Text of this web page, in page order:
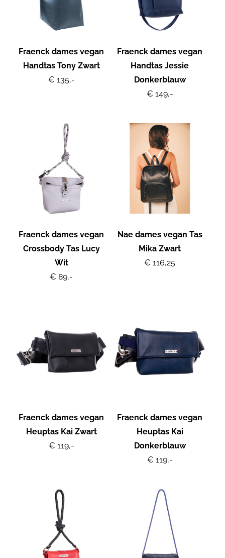
Fraenck dames vegan
Handtas Tony Zwart
€ 135,-
Fraenck dames vegan
Handtas Jessie
Donkerblauw
€ 149,-
Fraenck dames vegan
Crossbody Tas Lucy
Wit
€ 89,-
Nae dames vegan Tas
Mika Zwart
€ 116,25
Fraenck dames vegan
Heuptas Kai Zwart
€ 119,-
Fraenck dames vegan
Heuptas Kai
Donkerblauw
€ 119,-